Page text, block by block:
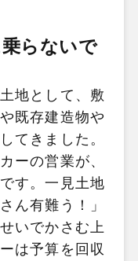
らないで
地として、敷
既存建造物や
てきました。
ーの営業が、
す。一見土地
ん有難う！」
いでかさむ上
は予算を回収